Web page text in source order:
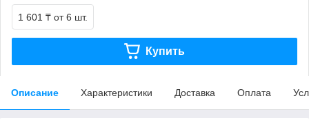
1 601 ₸ от 6 шт.
Купить
Описание Характеристики Доставка Оплата